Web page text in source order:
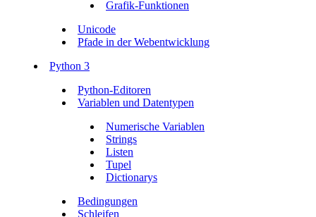
Grafik-Funktionen
Unicode
Pfade in der Webentwicklung
Python 3
Python-Editoren
Variablen und Datentypen
Numerische Variablen
Strings
Listen
Tupel
Dictionarys
Bedingungen
Schleifen